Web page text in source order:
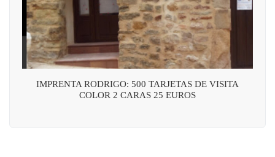
IMPRENTA RODRIGO: 500 TARJETAS DE VISITA
COLOR 2 CARAS 25 EUROS